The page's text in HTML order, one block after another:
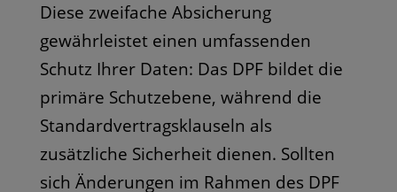
Diese zweifache Absicherung
gewährleistet einen umfassenden
Schutz Ihrer Daten: Das DPF bildet die
primäre Schutzebene, während die
Standardvertragsklauseln als
zusätzliche Sicherheit dienen. Sollten
sich Änderungen im Rahmen des DPF